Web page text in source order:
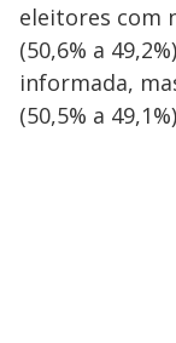
eleitores com
(50,6% a
informada,
(50,5% a